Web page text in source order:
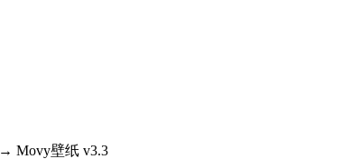
→ Movy壁纸 v3.3